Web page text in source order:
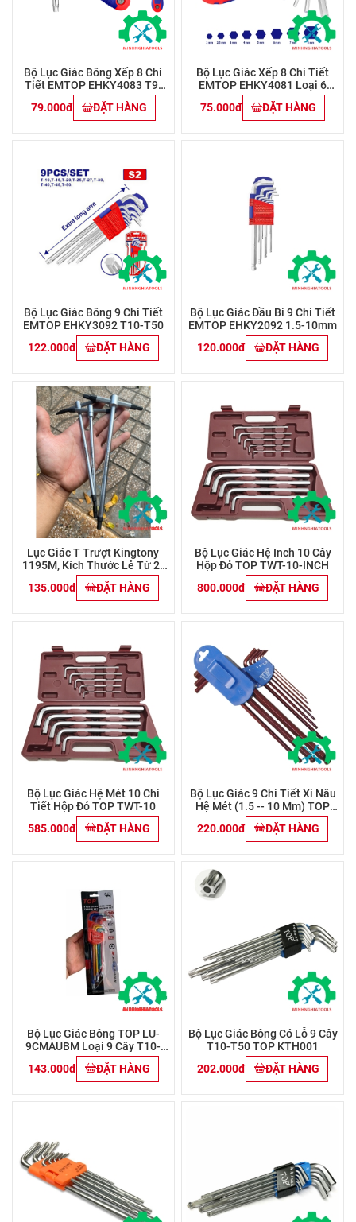
Bộ Lục Giác Bông Xếp 8 Chi
Tiết EMTOP EHKY4083 T9-
T40
79.000đ ĐẶT HÀNG
Bộ Lục Giác Xếp 8 Chi Tiết
EMTOP EHKY4081 Loại 6
Cạnh 2-8mm
75.000đ ĐẶT HÀNG
Bộ Lục Giác Bông 9 Chi Tiết
EMTOP EHKY3092 T10-T50
122.000đ
ĐẶT HÀNG
Bộ Lục Giác Đầu Bi 9 Chi Tiết
EMTOP EHKY2092 1.5-10mm
120.000đ
ĐẶT HÀNG
Lục Giác T Trượt Kingtony
1195M, Kích Thước Lẻ Từ 2-
10mm
135.000đ ĐẶT HÀNG
Bộ Lục Giác Hệ Inch 10 Cây
Hộp Đỏ TOP TWT-10-INCH
800.000đ
ĐẶT HÀNG
Bộ Lục Giác Hệ Mét 10 Chi
Tiết Hộp Đỏ TOP TWT-10
585.000đ
ĐẶT HÀNG
Bộ Lục Giác 9 Chi Tiết Xi Nâu
Hệ Mét (1.5 -- 10 Mm) TOP
AWT-30004-BK
220.000đ ĐẶT HÀNG
Bộ Lục Giác Bông TOP LU-
9CMAUBM Loại 9 Cây T10-
T50
143.000đ ĐẶT HÀNG
Bộ Lục Giác Bông Có Lỗ 9 Cây
T10-T50 TOP KTH001
202.000đ
ĐẶT HÀNG